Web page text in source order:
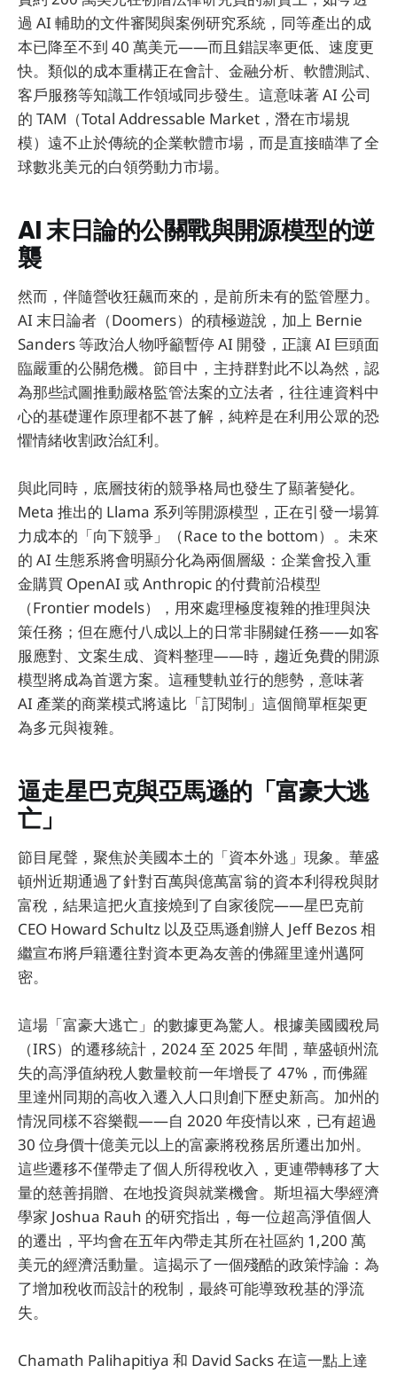
過 AI 輔助的文件審閱與案例研究系統，同等產出的成
本已降至不到 40 萬美元——而且錯誤率更低、速度更
快。類似的成本重構正在會計、金融分析、軟體測試、
客戶服務等知識工作領域同步發生。這意味著 AI 公司
的 TAM（Total Addressable Market，潛在市場規
模）遠不止於傳統的企業軟體市場，而是直接瞄準了全
球數兆美元的白領勞動力市場。
AI 末日論的公關戰與開源模型的逆
襲
然而，伴隨營收狂飆而來的，是前所未有的監管壓力。
AI 末日論者（Doomers）的積極遊說，加上 Bernie
Sanders 等政治人物呼籲暫停 AI 開發，正讓 AI 巨頭面
臨嚴重的公關危機。節目中，主持群對此不以為然，認
為那些試圖推動嚴格監管法案的立法者，往往連資料中
心的基礎運作原理都不甚了解，純粹是在利用公眾的恐
懼情緒收割政治紅利。
與此同時，底層技術的競爭格局也發生了顯著變化。
Meta 推出的 Llama 系列等開源模型，正在引發一場算
力成本的「向下競爭」（Race to the bottom）。未來
的 AI 生態系將會明顯分化為兩個層級：企業會投入重
金購買 OpenAI 或 Anthropic 的付費前沿模型
（Frontier models），用來處理極度複雜的推理與決
策任務；但在應付八成以上的日常非關鍵任務——如客
服應對、文案生成、資料整理——時，趨近免費的開源
模型將成為首選方案。這種雙軌並行的態勢，意味著
AI 產業的商業模式將遠比「訂閱制」這個簡單框架更
為多元與複雜。
逼走星巴克與亞馬遜的「富豪大逃
亡」
節目尾聲，聚焦於美國本土的「資本外逃」現象。華盛
頓州近期通過了針對百萬與億萬富翁的資本利得稅與財
富稅，結果這把火直接燒到了自家後院——星巴克前
CEO Howard Schultz 以及亞馬遜創辦人 Jeff Bezos 相
繼宣布將戶籍遷往對資本更為友善的佛羅里達州邁阿
密。
這場「富豪大逃亡」的數據更為驚人。根據美國國稅局
（IRS）的遷移統計，2024 至 2025 年間，華盛頓州流
失的高淨值納稅人數量較前一年增長了 47%，而佛羅
里達州同期的高收入遷入人口則創下歷史新高。加州的
情況同樣不容樂觀——自 2020 年疫情以來，已有超過
30 位身價十億美元以上的富豪將稅務居所遷出加州。
這些遷移不僅帶走了個人所得稅收入，更連帶轉移了大
量的慈善捐贈、在地投資與就業機會。斯坦福大學經濟
學家 Joshua Rauh 的研究指出，每一位超高淨值個人
的遷出，平均會在五年內帶走其所在社區約 1,200 萬
美元的經濟活動量。這揭示了一個殘酷的政策悖論：為
了增加稅收而設計的稅制，最終可能導致稅基的淨流
失。
Chamath Palihapitiya 和 David Sacks 在這一點上達